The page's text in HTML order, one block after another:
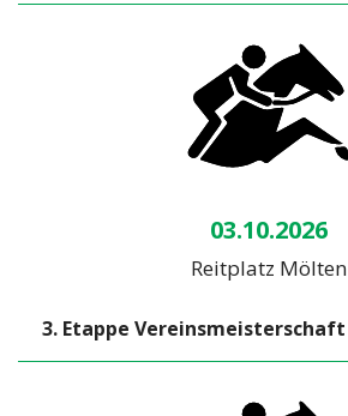
03.10.2026
Reitplatz Mölten
3. Etappe Vereinsmeisterschaft